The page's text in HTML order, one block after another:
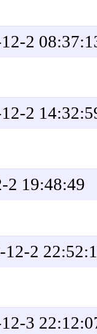
2
2
19:48:49
2
3